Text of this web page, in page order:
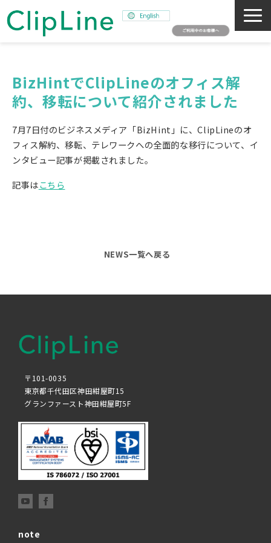
事業紹介
ミッション
サステナビリティ
採用情報
BizHintでClipLineのオフィス解
約、移転について紹介されました
7月7日付のビジネスメディア「BizHint」に、ClipLineのオ
フィス解約、移転、テレワークへの全面的な移行について、イ
ンタビュー記事が掲載されました。
記事はこちら
NEWS一覧へ戻る
〒101-0035
東京都千代田区神田紺屋町15
グランファースト神田紺屋町5F
note